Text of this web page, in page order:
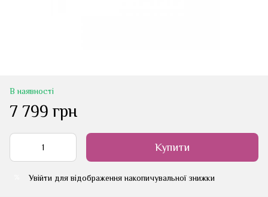
В наявності
7 799 грн
Купити
Увійти для відображення накопичувальної знижки